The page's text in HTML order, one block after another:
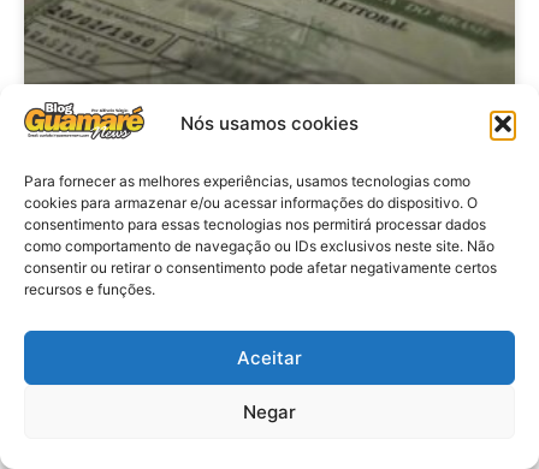
Nós usamos cookies
Para fornecer as melhores experiências, usamos tecnologias como
cookies para armazenar e/ou acessar informações do dispositivo. O
consentimento para essas tecnologias nos permitirá processar dados
como comportamento de navegação ou IDs exclusivos neste site. Não
consentir ou retirar o consentimento pode afetar negativamente certos
recursos e funções.
Aceitar
Negar
Brasil: Policia Federal investiga
753 casos de crimes eleitorais
antes das eleições